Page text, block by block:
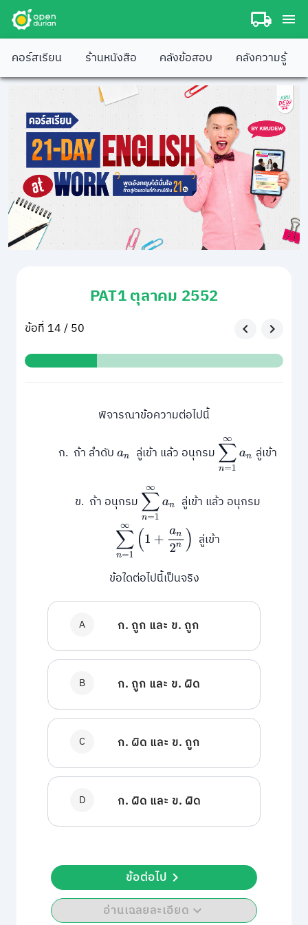
คอร์สเรียน ร้านหนังสือ คลังข้อสอบ คลังความรู้
PAT1 ตุลาคม 2552
ข้อที่ 14 / 50
พิจารณาข้อความต่อไปนี้
ก. ถ้า ลำดับan ลู่เข้า แล้ว อนุกรม ∑n= n
ลู่เข้า
ข. ถ้า อนุกรม ∑n=1 n
ลู่เข้า แล้ว อนุกรม
∑n=1∞ 1+ an2 n ลู่เข้า
ข้อใดต่อไปนี้เป็นจริง
A ก. ถูก และ ข. ถูก
B ก. ถูก และ ข. ผิด
C ก. ผิด และ ข. ถูก
D ก. ผิด และ ข. ผิด
อ่านเฉลยละเอียด
ข้อต่อไป